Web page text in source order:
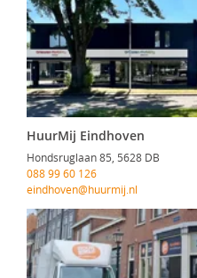
HuurMij Eindhoven
Hondsruglaan 85, 5628 DB
088 99 60 126
eindhoven@huurmij.nl